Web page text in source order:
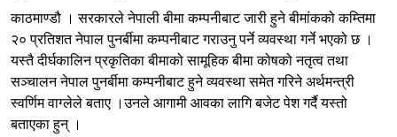
काठमाण्डौ । सरकारले नेपाली बीमा कम्पनीबाट जारी हुने बीमांकको कम्तिमा
२० प्रतिशत नेपाल पुनर्बीमा कम्पनीबाट गराउनु पर्ने व्यवस्था गर्ने भएको छ ।
यस्तै दीर्घकालिन प्रकृतिका बीमाको सामूहिक बीमा कोषको नतृत्व तथा
सञ्चालन नेपाल पुनर्बीमा कम्पनीबाट हुने व्यवस्था समेत गरिने अर्थमन्त्री
स्वर्णिम वाग्लेले बताए ।उनले आगामी आवका लागि बजेट पेश गर्दै यस्तो
बताएका हुन् ।